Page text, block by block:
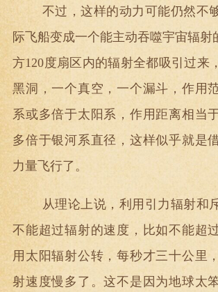
不过，这样的动力可能仍然不
际飞船变成一个能主动吞噬宇宙辐射
方120度扇区内的辐射全都吸引过来
黑洞，一个真空，一个漏斗，作用
系或多倍于太阳系，作用距离相当
多倍于银河系直径，这样似乎就是
力量飞行了。
从理论上说，利用引力辐射和
不能超过辐射的速度，比如不能超
用太阳辐射公转，每秒才三十公里
射速度慢多了。这不是因为地球太